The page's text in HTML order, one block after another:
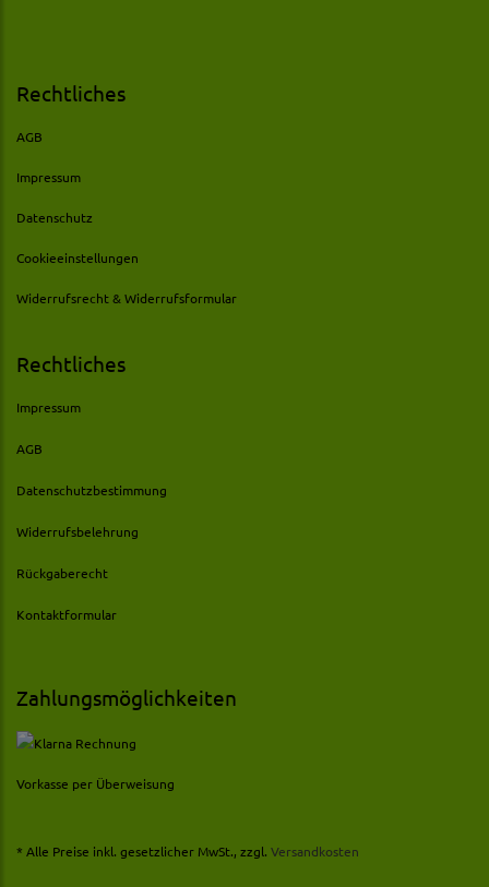
Rechtliches
AGB
Impressum
Datenschutz
Cookieeinstellungen
Widerrufsrecht & Widerrufsformular
Rechtliches
Impressum
AGB
Datenschutzbestimmung
Widerrufsbelehrung
Rückgaberecht
Kontaktformular
Zahlungsmöglichkeiten
Vorkasse per Überweisung
* Alle Preise inkl. gesetzlicher MwSt., zzgl. Versandkosten